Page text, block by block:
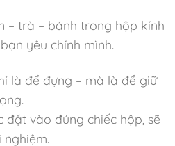
– trà – bánh trong hộp kính
yêu chính mình.
là để đựng – mà là để giữ
vào đúng chiếc hộp, sẽ